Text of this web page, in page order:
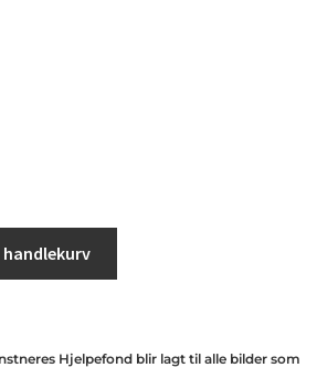
handlekurv
Hjelpefond blir lagt til alle bilder som